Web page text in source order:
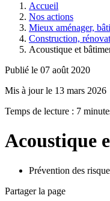
Accueil
Nos actions
Mieux aménager,
Construction,
Acoustique et
Publié le 07 août 2020
Mis à jour le 13 mars 2026
Temps de lecture : 7
Acoustique
Prévention des
Partager la page